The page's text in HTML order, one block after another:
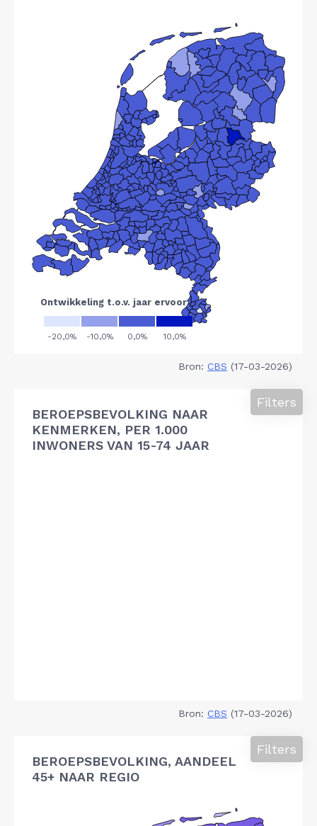
Bron: CBS (17-03-2026)
BEROEPSBEVOLKING NAAR
KENMERKEN, PER 1.000
INWONERS VAN 15-74 JAAR
Filters
Bron: CBS (17-03-2026)
BEROEPSBEVOLKING, AANDEEL
45+ NAAR REGIO
Filters